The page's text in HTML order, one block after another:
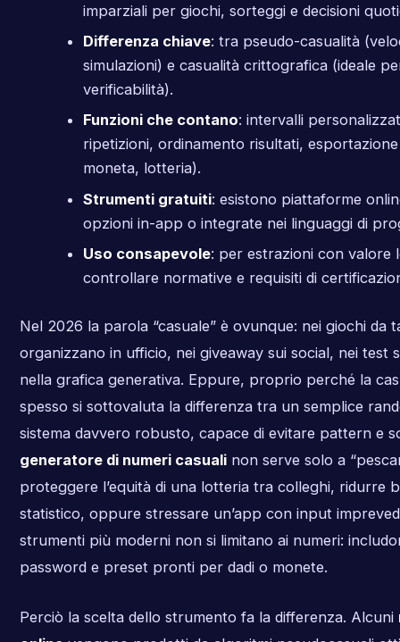
imparziali per giochi, sorteggi e decisioni
Differenza chiave: tra pseudo-casualità
simulazioni) e casualità crittografica (ideale
verificabilità).
Funzioni che contano: intervalli
ripetizioni, ordinamento risultati,
moneta, lotteria).
Strumenti gratuiti: esistono piattaforme
opzioni in-app o integrate nei linguaggi di
Uso consapevole: per estrazioni con valore
controllare normative e requisiti di
Nel 2026 la parola “casuale” è ovunque: nei giochi da
organizzano in ufficio, nei giveaway sui social, nei test
nella grafica generativa. Eppure, proprio perché la
spesso si sottovaluta la differenza tra un semplice
sistema davvero robusto, capace di evitare pattern e
generatore di numeri casualinon serve solo a
proteggere l’equità di una lotteria tra colleghi, ridurre
statistico, oppure stressare un’app con input
strumenti più moderni non si limitano ai numeri:
password e preset pronti per dadi o monete.
Perciò la scelta dello strumento fa la differenza. Alcuni